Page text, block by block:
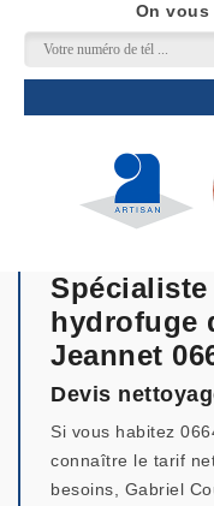
On
hydrofuge
Jeannet
Devis
Si vous habitez
connaître le tarif
besoins, Gabriel